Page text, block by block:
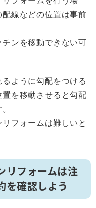
線などの位置は事前
ンを移動できない可
ように勾配をつける
を移動させると勾配
フォームは難しいと
リフォームは注
を確認しよう